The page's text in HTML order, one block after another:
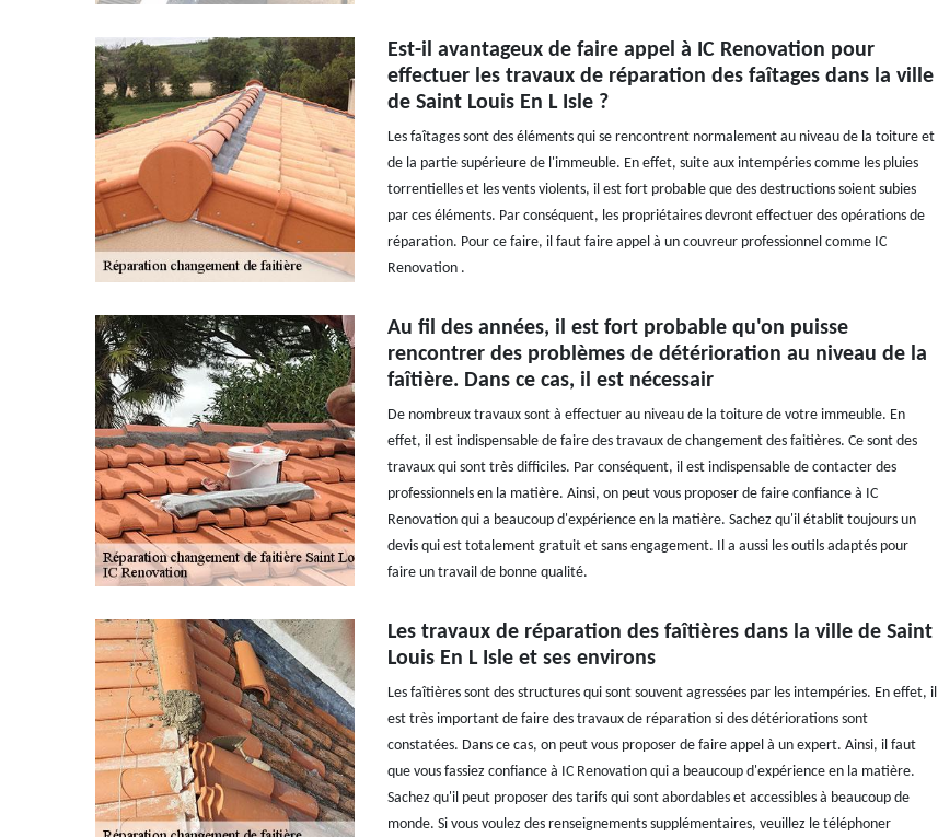
Est-il avantageux de faire appel à IC Renovation pour
effectuer les travaux de réparation des faîtages dans la ville
de Saint Louis En L Isle ?
Les faîtages sont des éléments qui se rencontrent normalement au niveau de la toiture et
de la partie supérieure de l'immeuble. En effet, suite aux intempéries comme les pluies
torrentielles et les vents violents, il est fort probable que des destructions soient subies
par ces éléments. Par conséquent, les propriétaires devront effectuer des opérations de
réparation. Pour ce faire, il faut faire appel à un couvreur professionnel comme IC
Renovation .
Au fil des années, il est fort probable qu'on puisse
rencontrer des problèmes de détérioration au niveau de la
faîtière. Dans ce cas, il est nécessair
De nombreux travaux sont à effectuer au niveau de la toiture de votre immeuble. En
effet, il est indispensable de faire des travaux de changement des faitières. Ce sont des
travaux qui sont très difficiles. Par conséquent, il est indispensable de contacter des
professionnels en la matière. Ainsi, on peut vous proposer de faire confiance à IC
Renovation qui a beaucoup d'expérience en la matière. Sachez qu'il établit toujours un
devis qui est totalement gratuit et sans engagement. Il a aussi les outils adaptés pour
faire un travail de bonne qualité.
Les travaux de réparation des faîtières dans la ville de Saint
Louis En L Isle et ses environs
Les faîtières sont des structures qui sont souvent agressées par les intempéries. En effet, il
est très important de faire des travaux de réparation si des détériorations sont
constatées. Dans ce cas, on peut vous proposer de faire appel à un expert. Ainsi, il faut
que vous fassiez confiance à IC Renovation qui a beaucoup d'expérience en la matière.
Sachez qu'il peut proposer des tarifs qui sont abordables et accessibles à beaucoup de
monde. Si vous voulez des renseignements supplémentaires, veuillez le téléphoner